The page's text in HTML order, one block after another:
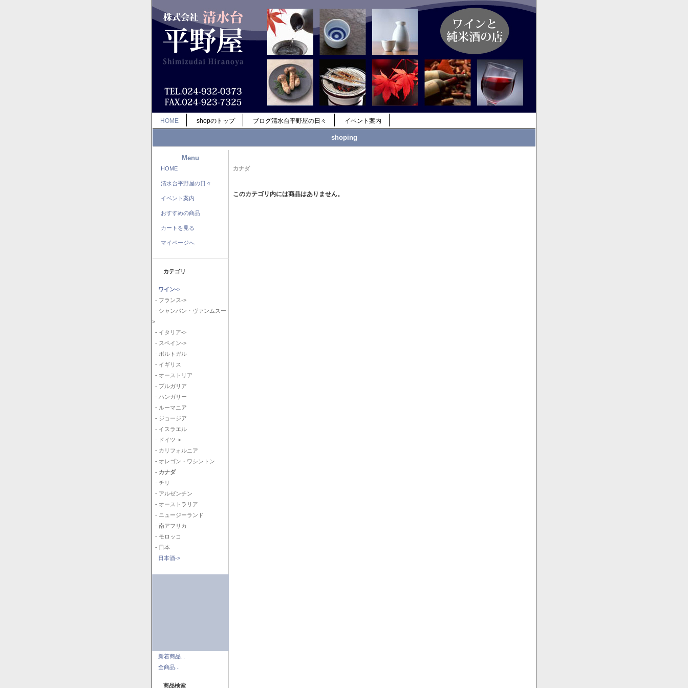
HOME shopのトップ ブログ清水台平野屋の日々 イベント案内
shoping
Menu
HOME
清水台平野屋の日々
イベント案内
おすすめの商品
カートを見る
マイページへ
カテゴリ
ワイン->
- フランス->
- シャンパン・ヴァンムスー-
>
- イタリア->
- スペイン->
- ポルトガル
- イギリス
- オーストリア
- ブルガリア
- ハンガリー
- ルーマニア
- ジョージア
- イスラエル
- ドイツ->
- カリフォルニア
- オレゴン・ワシントン
- カナダ
- チリ
- アルゼンチン
- オーストラリア
- ニュージーランド
- 南アフリカ
- モロッコ
- 日本
日本酒->
新着商品...
全商品...
商品検索
カナダ
このカテゴリ内には商品はありません。